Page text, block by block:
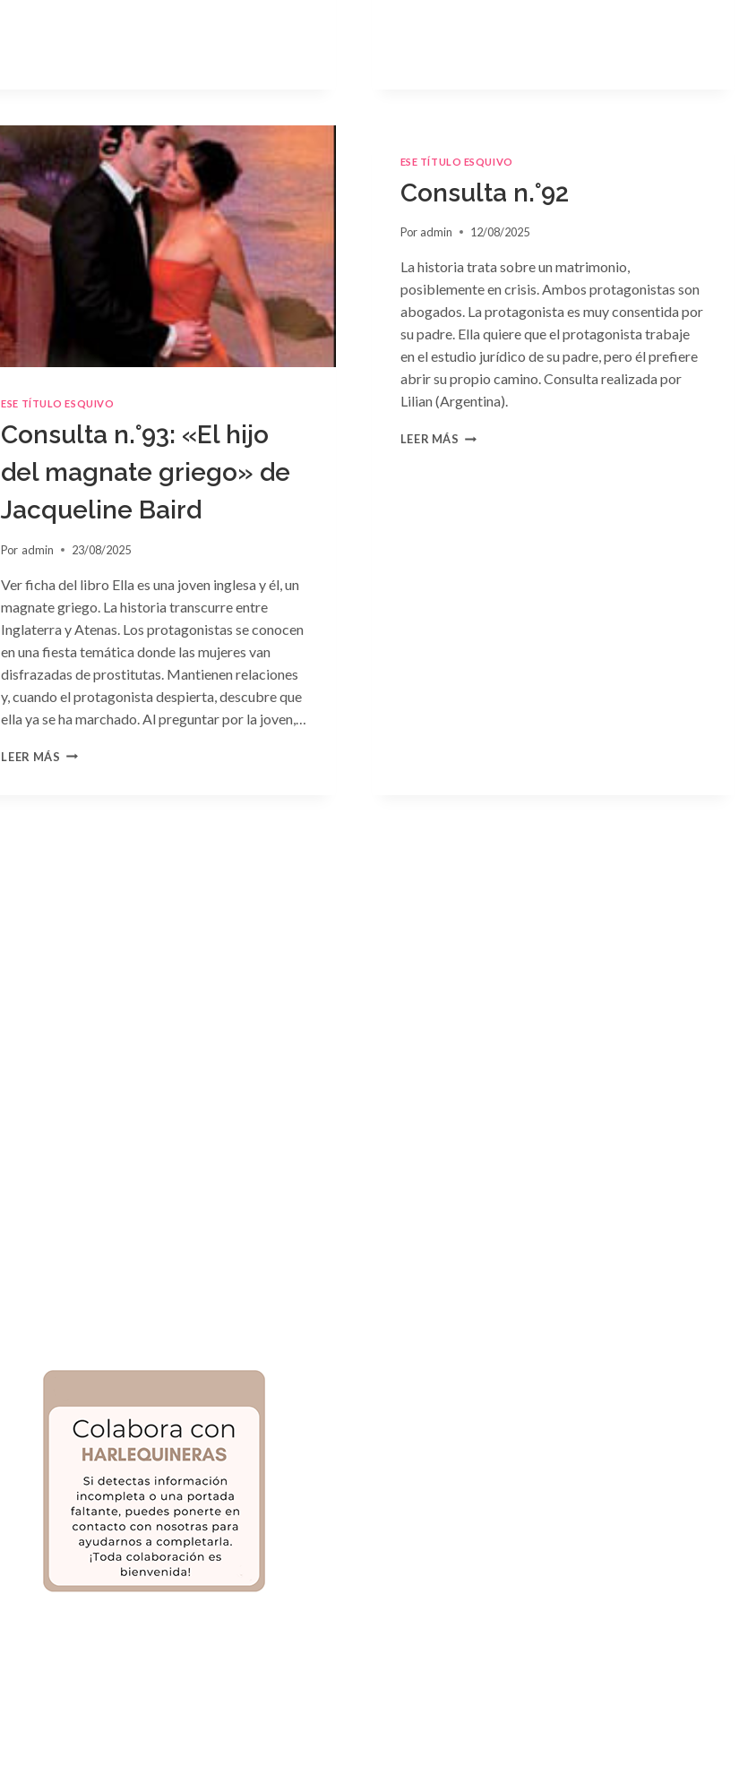
ESE TÍTULO ESQUIVO
Consulta n.°93: «El hijo
del magnate griego» de
Jacqueline Baird
Por admin 23/08/2025
Ver ficha del libro Ella es una joven inglesa y él, un
magnate griego. La historia transcurre entre
Inglaterra y Atenas. Los protagonistas se conocen
en una fiesta temática donde las mujeres van
disfrazadas de prostitutas. Mantienen relaciones
y, cuando el protagonista despierta, descubre que
ella ya se ha marchado. Al preguntar por la joven,…
LEER MÁS CONSULTA
ESE TÍTULO ESQUIVO
Consulta n.°92
Por admin 12/08/2025
La historia trata sobre un matrimonio,
posiblemente en crisis. Ambos protagonistas son
abogados. La protagonista es muy consentida por
su padre. Ella quiere que el protagonista trabaje
en el estudio jurídico de su padre, pero él prefiere
abrir su propio camino. Consulta realizada por
Lilian (Argentina).
LEER MÁS CONSULTA